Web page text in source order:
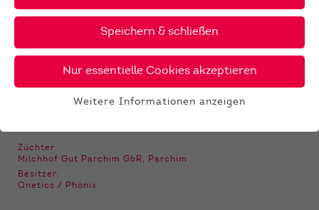
HALFDAN 38 €
Züchter:
Milchhof Gut Parchim GbR, Parchim
Besitzer:
Qnetics / Phönix
Speichern & schließen
Nur essentielle Cookies akzeptieren
Funktionen der Webseite benötigt. Dadurch ist
gewährleistet, dass die Webseite einwandfrei
funktioniert.
Weitere Informationen anzeigen